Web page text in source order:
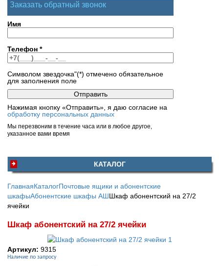
Заказать обратный звонок
Имя
Телефон *
Символом звездочка"(*) отмечено обязательное
для заполнения поле
Нажимая кнопку «Отправить», я даю согласие на
обработку персональных данных
Мы перезвоним в течение часа или в любое другое,
указанное вами время
КАТАЛОГ
ГлавнаяКаталогПочтовые ящики и абонентские
шкафыАбонентские шкафы АШШкаф абонентский на 27/2
ячейки
Шкаф абонентский на 27/2 ячейки
Артикул: 9315
Наличие по запросу